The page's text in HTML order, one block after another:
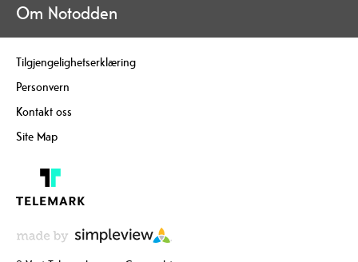
Om Notodden
Tilgjengelighetserklæring
Personvern
Kontakt oss
Site Map